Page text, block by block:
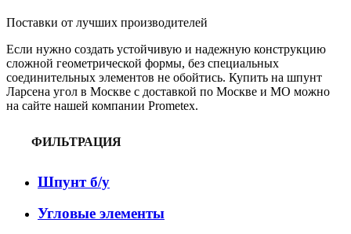
Поставки от лучших производителей
Если нужно создать устойчивую и надежную конструкцию
сложной геометрической формы, без специальных
соединительных элементов не обойтись. Купить на шпунт
Ларсена угол в Москве с доставкой по Москве и МО можно
на сайте нашей компании Prometex.
ФИЛЬТРАЦИЯ
Шпунт б/у
Угловые элементы